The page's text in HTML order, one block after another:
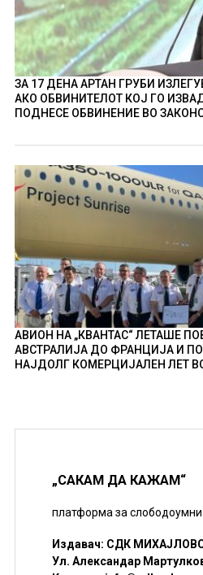
ЗА 17 ДЕНА АРТАН ГРУБИ
АКО ОБВИНИТЕЛОТ КОЈ ГО
ПОДНЕСЕ ОБВИНЕНИЕ ВО
АВИОН НА „КВАНТАС“ ЛЕТАШЕ
АВСТРАЛИЈА ДО ФРАНЦИЈА И
НАЈДОЛГ КОМЕРЦИЈАЛЕН ЛЕТ
„САКАМ ДА КАЖАМ“
платформа за слободоумни
Издавач: СДК
Ул. Александар